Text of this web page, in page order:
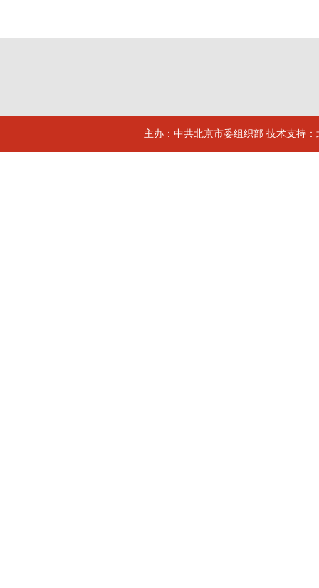
主办：中共北京市委组织部 技术支持